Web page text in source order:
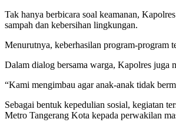
Tak hanya berbicara soal keamanan,
sampah dan kebersihan lingkungan.
Menurutnya, keberhasilan program-program
Dalam dialog bersama warga, Kapolres juga
“Kami mengimbau agar anak-anak tidak
Sebagai bentuk kepedulian sosial, kegiatan
Metro Tangerang Kota kepada perwakilan